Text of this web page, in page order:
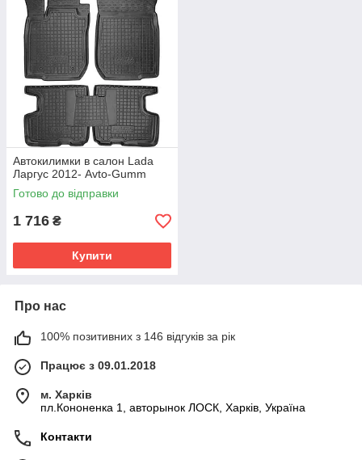
Автокилимки в салон Lada
Ларгус 2012- Avto-Gumm
Готово до відправки
1 716 ₴
Купити
Про нас
100% позитивних з 146 відгуків за рік
Працює з 09.01.2018
м. Харків
пл.Кононенка 1, авторынок ЛОСК, Харків, Україна
Контакти